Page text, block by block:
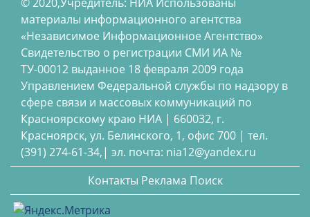
материалы информационного агентства
«Независимое Информационное Агентство»
Свидетельство о регистрации СМИ ИА №
ТУ-00012 выданное 18 февраля 2009 года
Управлением Федеральной службы по надзору в
сфере связи и массовых коммуникаций по
Красноярскому краю НИА | 660032, г.
Красноярск, ул. Белинского, 1, офис 700 | тел.
(391) 274-61-34,| эл. почта: nia12@yandex.ru
Контакты Реклама Поиск